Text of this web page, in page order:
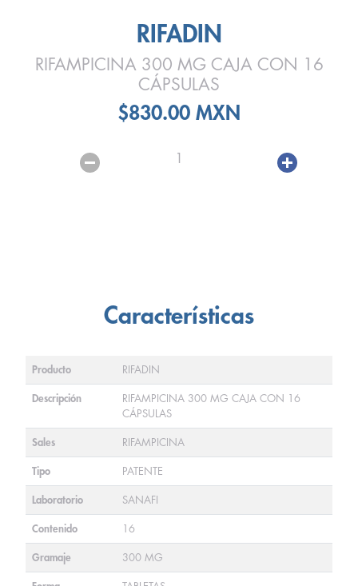
RIFADIN
RIFAMPICINA 300 MG CAJA CON 16
CÁPSULAS
$830.00 MXN
1
Características
Producto RIFADIN
Descripción
RIFAMPICINA 300 MG CAJA CON 16
CÁPSULAS
Sales RIFAMPICINA
Tipo PATENTE
Laboratorio SANAFI
Contenido 16
Gramaje 300 MG